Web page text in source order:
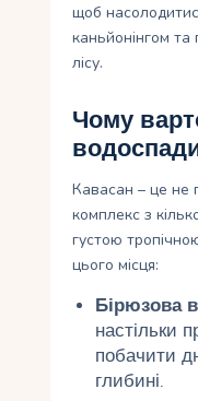
щоб
каньйонінгом та
лісу.
Чому
Кавасан – це не
комплекс з
густою
цього місця:
Бірюзова
настільки
побачити
глибині.